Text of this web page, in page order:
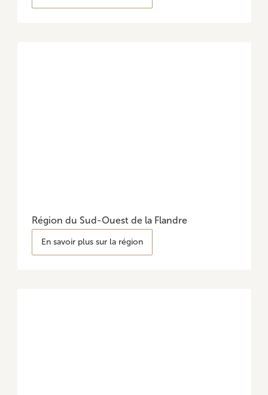
Région du Sud-Ouest de la Flandre
En savoir plus sur la région